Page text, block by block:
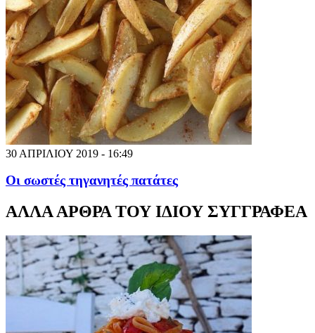
30 ΑΠΡΙΛΙΟΥ 2019 - 16:49
Οι σωστές τηγανητές πατάτες
ΑΛΛΑ ΑΡΘΡΑ ΤΟΥ ΙΔΙΟΥ ΣΥΓΓΡΑΦΕΑ